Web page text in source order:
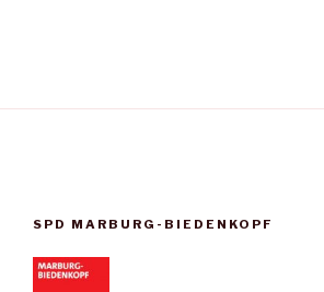
SPD MARBURG-BIEDENKOPF